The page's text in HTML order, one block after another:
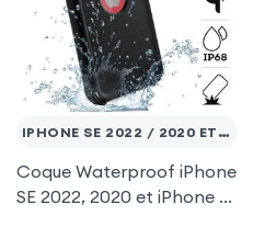
IPHONE SE 2022 / 2020 ET 8 / 7
Coque Waterproof iPhone
SE 2022, 2020 et iPhone 8,